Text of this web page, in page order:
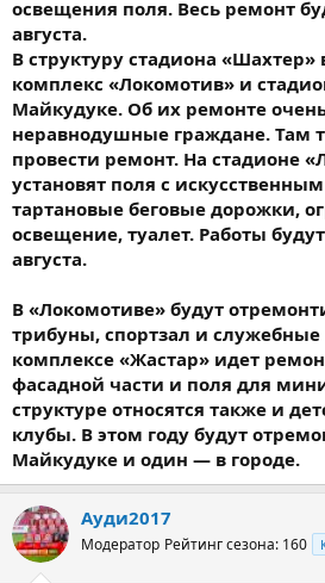
освещения поля. Весь ремонт
августа.
В структуру стадиона «Шахтер»
комплекс «Локомотив» и
Майкудуке. Об их ремонте
неравнодушные граждане. Там
провести ремонт. На стадионе
установят поля с
тартановые беговые дорожки,
освещение, туалет. Работы
августа.
В «Локомотиве» будут
трибуны, спортзал и
комплексе «Жастар» идет
фасадной части и поля для
структуре относятся также и
клубы. В этом году будут
Майкудуке и один — в городе.
Ауди2017
Модератор Рейтинг сезона: 160